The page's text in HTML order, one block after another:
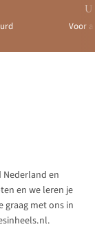
Voor
en
en we leren je
graag met ons in